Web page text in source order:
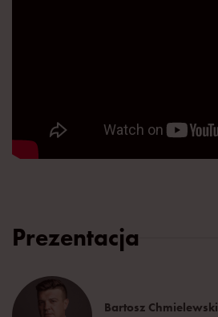
Prezentacja
Bartosz Chmielewski